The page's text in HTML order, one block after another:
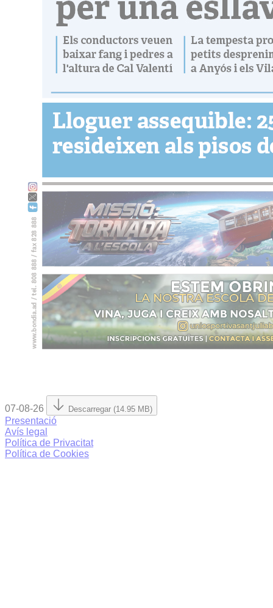
07-08-26 Descarregar (14.95 MB)
Presentació
Avís legal
Política de Privacitat
Política de Cookies